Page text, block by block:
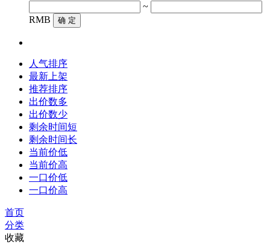
~
RMB
确 定
人气排序
最新上架
推荐排序
出价数多
出价数少
剩余时间短
剩余时间长
当前价低
当前价高
一口价低
一口价高
首页
分类
收藏